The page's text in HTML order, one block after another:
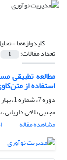
کلیدواژه‌ها =
تعداد مقالات: 1
مطالعه تطبیقی
استفاده از
دوره 7، شماره 1، بهار 1397، صفحه
مجتبی تلافی
مشاهده مقاله